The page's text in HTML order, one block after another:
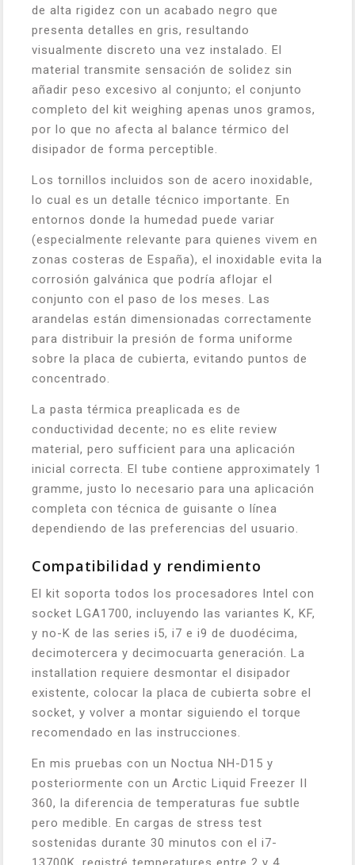
de alta rigidez con un acabado negro que
presenta detalles en gris, resultando
visualmente discreto una vez instalado. El
material transmite sensación de solidez sin
añadir peso excesivo al conjunto; el conjunto
completo del kit weighing apenas unos gramos,
por lo que no afecta al balance térmico del
disipador de forma perceptible.
Los tornillos incluidos son de acero inoxidable,
lo cual es un detalle técnico importante. En
entornos donde la humedad puede variar
(especialmente relevante para quienes vivem en
zonas costeras de España), el inoxidable evita la
corrosión galvánica que podría aflojar el
conjunto con el paso de los meses. Las
arandelas están dimensionadas correctamente
para distribuir la presión de forma uniforme
sobre la placa de cubierta, evitando puntos de
concentrado.
La pasta térmica preaplicada es de
conductividad decente; no es elite review
material, pero sufficient para una aplicación
inicial correcta. El tube contiene approximately 1
gramme, justo lo necesario para una aplicación
completa con técnica de guisante o línea
dependiendo de las preferencias del usuario.
Compatibilidad y rendimiento
El kit soporta todos los procesadores Intel con
socket LGA1700, incluyendo las variantes K, KF,
y no-K de las series i5, i7 e i9 de duodécima,
decimotercera y decimocuarta generación. La
installation requiere desmontar el disipador
existente, colocar la placa de cubierta sobre el
socket, y volver a montar siguiendo el torque
recomendado en las instrucciones.
En mis pruebas con un Noctua NH-D15 y
posteriormente con un Arctic Liquid Freezer II
360, la diferencia de temperaturas fue subtle
pero medible. En cargas de stress test
sostenidas durante 30 minutos con el i7-